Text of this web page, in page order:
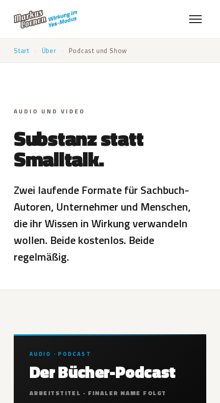
Start › Über › Podcast und Show
AUDIO UND VIDEO
Substanz statt
Smalltalk.
Zwei laufende Formate für Sachbuch-
Autoren, Unternehmer und Menschen,
die ihr Wissen in Wirkung verwandeln
wollen. Beide kostenlos. Beide
regelmäßig.
AUDIO · PODCAST
Der Bücher-Podcast
ARBEITSTITEL · FINALER NAME FOLGT